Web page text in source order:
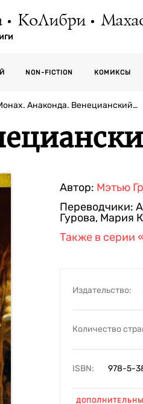
КоЛибри
NON-FICTION КОМИКСЫ
Анаконда. Венецианский…
Автор: Мэтью
Переводчики:
Гурова, Мария
Также в серии
Издательство:
Количество
ISBN: 978-5-